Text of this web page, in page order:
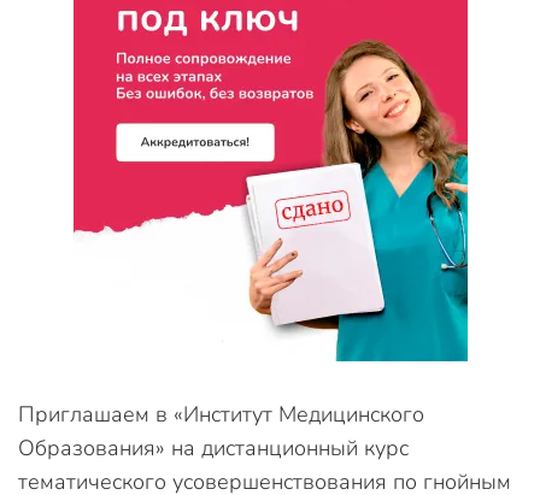
Приглашаем в «Институт Медицинского
Образования» на дистанционный курс
тематического усовершенствования по гнойным